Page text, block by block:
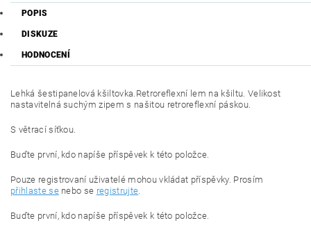
POPIS
DISKUZE
HODNOCENÍ
Lehká šestipanelová kšiltovka.Retroreflexní lem na kšiltu. Velikost
nastavitelná suchým zipem s našitou retroreflexní páskou.
S větrací síťkou.
Buďte první, kdo napíše příspěvek k této položce.
Pouze registrovaní uživatelé mohou vkládat příspěvky. Prosím
přihlaste senebo se registrujte.
Buďte první, kdo napíše příspěvek k této položce.